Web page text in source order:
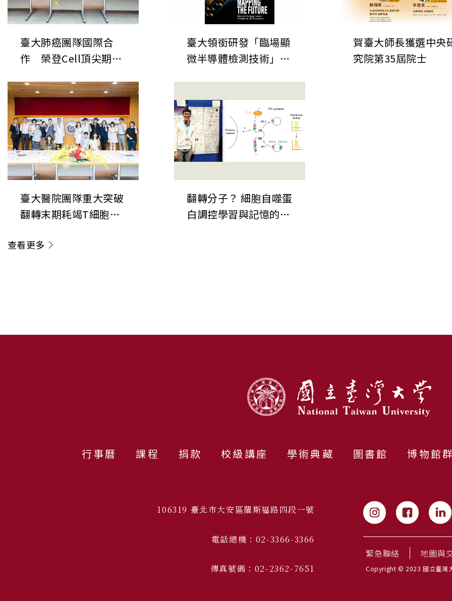
臺大肺癌團隊國際合
作 榮登Cell頂尖期刊
控新機制 開創癌症治療
「斷電」新方向
臺大領銜研發「臨場顯
微半導體檢測技術」發
鍵直接檢測技術
賀臺大師長獲選中央
究院第35屆院士
臺大醫院團隊重大突破
翻轉末期耗竭T細胞命
Immunology》
翻轉分子？ 細胞自噬蛋
白調控學習與記憶的嶄
查看更多
行事曆 課程 捐款 校級講座 學術典藏 圖書館 博物館
106319 臺北市大安區羅斯福路四段一號
電話總機：02-3366-3366
傳真號碼：02-2362-7651
緊急聯絡 地圖與
Copyright © 2023 國立臺灣